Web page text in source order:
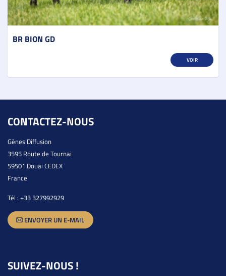
BR BION GD
VOIR
CONTACTEZ-NOUS
Gènes Diffusion
3595 Route de Tournai
59501 Douai CEDEX
France
Tél : +33 327992929
ENVOYER UN E-MAIL
SUIVEZ-NOUS !